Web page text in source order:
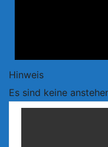
Hinweis
Es sind keine